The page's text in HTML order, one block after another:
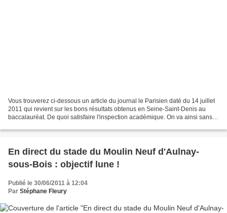
Vous trouverez ci-dessous un article du journal le Parisien daté du 14 juillet
2011 qui revient sur les bons résultats obtenus en Seine-Saint-Denis au
baccalauréat. De quoi satisfaire l'inspection académique. On va ainsi sans
En direct du stade du Moulin Neuf d'Aulnay-
sous-Bois : objectif lune !
Publié le 30/06/2011 à 12:04
Par Stéphane Fleury